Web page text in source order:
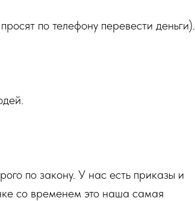
по телефону перевести деньги).
по закону. У нас есть приказы и
со временем это наша самая